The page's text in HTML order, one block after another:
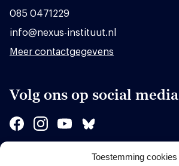
Toestemming cookies
085 0471229
info@nexus-instituut.nl
Meer contactgegevens
Volg ons op social media